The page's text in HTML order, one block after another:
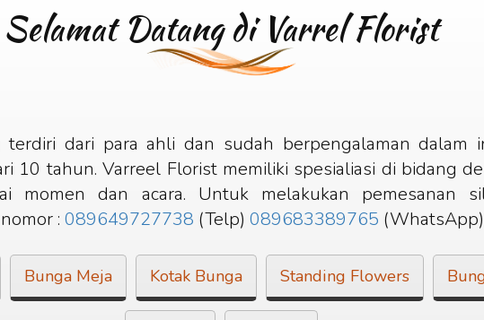
Selamat Datang di Varrel Florist
dari para ahli dan sudah berpengalaman dalam
10 tahun. Varreel Florist memiliki spesialiasi di bidang
momen dan acara. Untuk melakukan pemesanan
: 089649727738 (Telp) 089683389765 (WhatsApp)
Bunga Meja Kotak Bunga Standing Flowers